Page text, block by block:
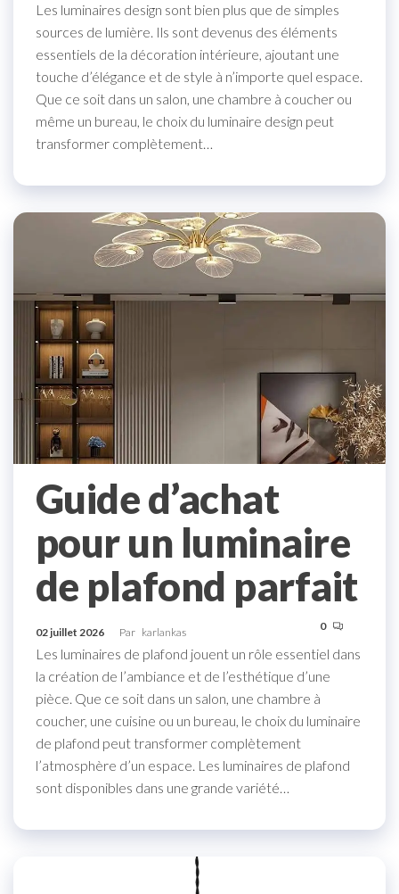
Les luminaires design sont bien plus que de simples
sources de lumière. Ils sont devenus des éléments
essentiels de la décoration intérieure, ajoutant une
touche d’élégance et de style à n’importe quel espace.
Que ce soit dans un salon, une chambre à coucher ou
même un bureau, le choix du luminaire design peut
transformer complètement…
Guide d’achat
pour un luminaire
de plafond parfait
02 juillet 2026 Par karlankas 0
Les luminaires de plafond jouent un rôle essentiel dans
la création de l’ambiance et de l’esthétique d’une
pièce. Que ce soit dans un salon, une chambre à
coucher, une cuisine ou un bureau, le choix du luminaire
de plafond peut transformer complètement
l’atmosphère d’un espace. Les luminaires de plafond
sont disponibles dans une grande variété…